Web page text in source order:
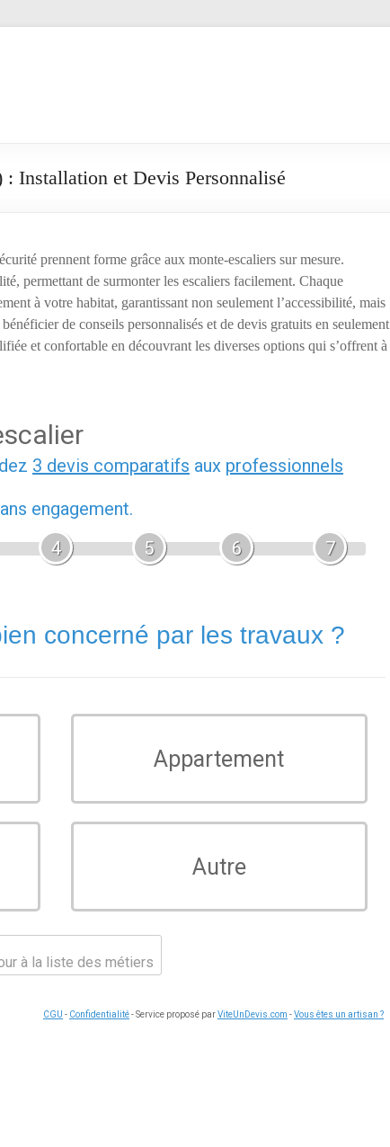
Installation et Devis Personnalisé
prennent forme grâce aux monte-escaliers sur mesure.
permettant de surmonter les escaliers facilement. Chaque
à votre habitat, garantissant non seulement l’accessibilité, mais
de conseils personnalisés et de devis gratuits en seulement
et confortable en découvrant les diverses options qui s’offrent à
3 devis comparatifs aux professionnels
engagement.
4 5 6 7
concerné par les travaux ?
Appartement
Autre
à la liste des métiers
CGU - Confidentialité- Service proposé parViteUnDevis.com -Vous êtes un artisan ?